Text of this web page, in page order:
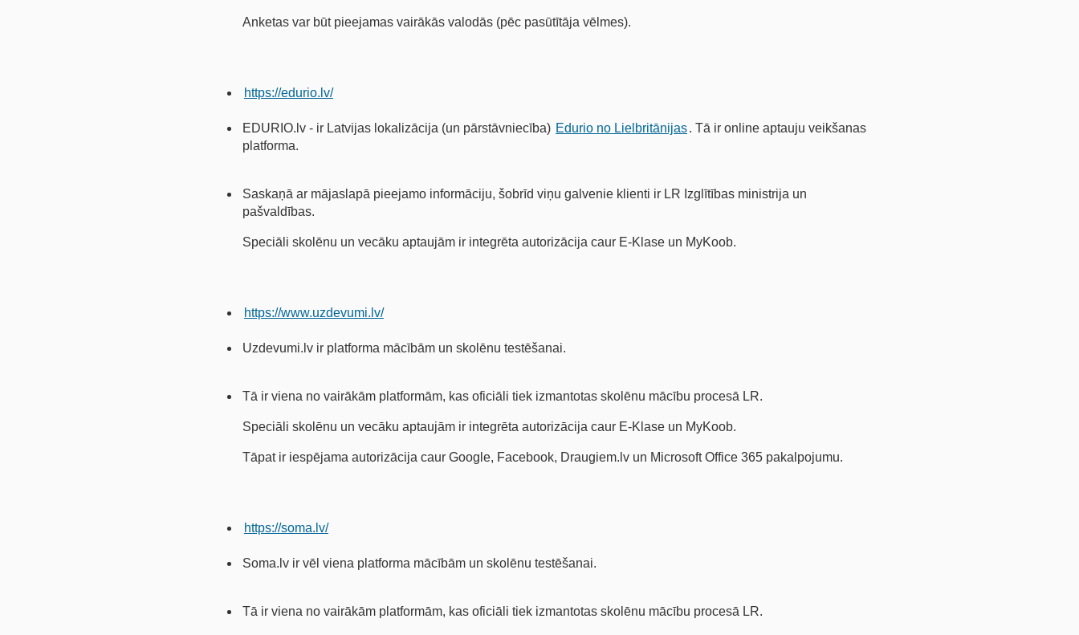
Anketas var būt pieejamas vairākās valodās (pēc pasūtītāja vēlmes).
https://edurio.lv/
EDURIO.lv - ir Latvijas lokalizācija (un pārstāvniecība) Edurio no Lielbritānijas. Tā ir online aptauju veikšanas
platforma.
Saskaņā ar mājaslapā pieejamo informāciju, šobrīd viņu galvenie klienti ir LR Izglītības ministrija un
pašvaldības.
Speciāli skolēnu un vecāku aptaujām ir integrēta autorizācija caur E-Klase un MyKoob.
https://www.uzdevumi.lv/
Uzdevumi.lv ir platforma mācībām un skolēnu testēšanai.
Tā ir viena no vairākām platformām, kas oficiāli tiek izmantotas skolēnu mācību procesā LR.
Speciāli skolēnu un vecāku aptaujām ir integrēta autorizācija caur E-Klase un MyKoob.
Tāpat ir iespējama autorizācija caur Google, Facebook, Draugiem.lv un Microsoft Office 365 pakalpojumu.
https://soma.lv/
Soma.lv ir vēl viena platforma mācībām un skolēnu testēšanai.
Tā ir viena no vairākām platformām, kas oficiāli tiek izmantotas skolēnu mācību procesā LR.